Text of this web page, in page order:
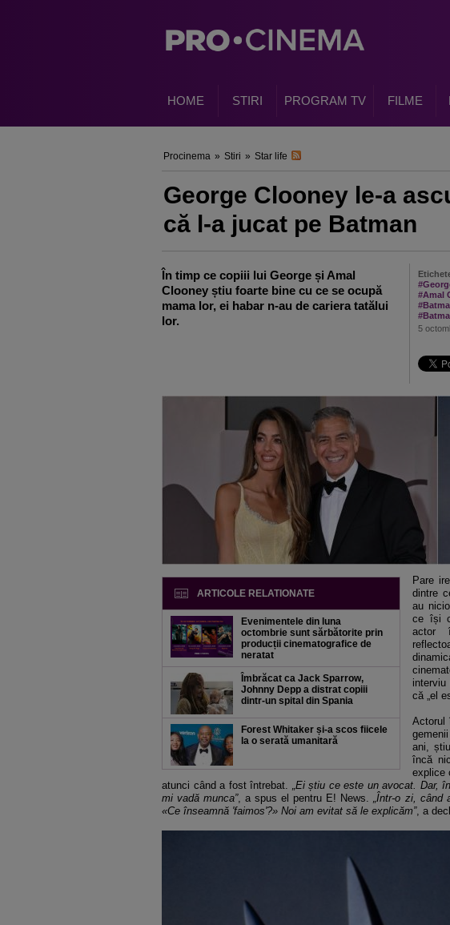
HOME STIRI PROGRAM TV FILME
Procinema » Stiri » Star life
George Clooney le-a
că l-a jucat pe Batman
#Amal
5
În timp ce copiii lui George și Amal
Clooney știu foarte bine cu ce se ocupă
mama lor, ei habar n-au de cariera tatălui
lor.
ARTICOLE RELATIONATE
Evenimentele din luna
octombrie sunt sărbătorite prin
producții cinematografice de
neratat
Îmbrăcat ca Jack Sparrow,
Johnny Depp a distrat copiii
dintr-un spital din Spania
Forest Whitaker și-a scos fiicele
la o serată umanitară
Pare
dintre
au
ce își
actor
că „el
Actorul
gemenii
ani,
încă
explice
atunci când a fost întrebat. „Ei știu ce este un avocat. Dar,
mi vadă munca”, a spus el pentru E! News.„Într-o zi, când
«Ce înseamnă 'faimos'?» Noi am evitat să le explicăm”, a